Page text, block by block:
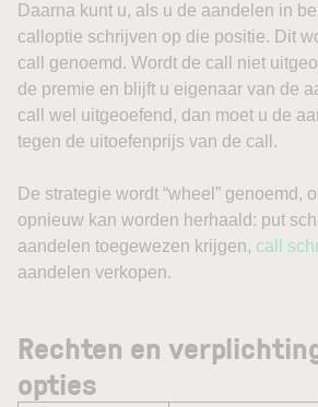
Daarna kunt u, als u de aandelen in
calloptie schrijven op die positie. Dit
call genoemd. Wordt de call niet
de premie en blijft u eigenaar van de
call wel uitgeoefend, dan moet u de
tegen de uitoefenprijs van de call.
De strategie wordt “wheel” genoemd,
opnieuw kan worden herhaald: put
aandelen toegewezen krijgen, call
aandelen verkopen.
Rechten en
opties